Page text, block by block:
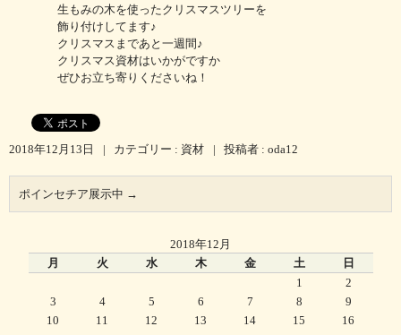
生もみの木を使ったクリスマスツリーを
飾り付けしてます♪
クリスマスまであと一週間♪
クリスマス資材はいかがですか
ぜひお立ち寄りくださいね！
2018年12月13日 | カテゴリー : 資材 | 投稿者 : oda12
ポインセチア展示中 →
2018年12月
月
火 水 木 金 土 日
1
2
3
4 5 6 7 8
9
10
11 12 13 14 15
16